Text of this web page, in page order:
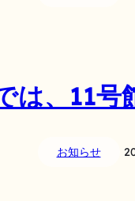
は、11
お知らせ